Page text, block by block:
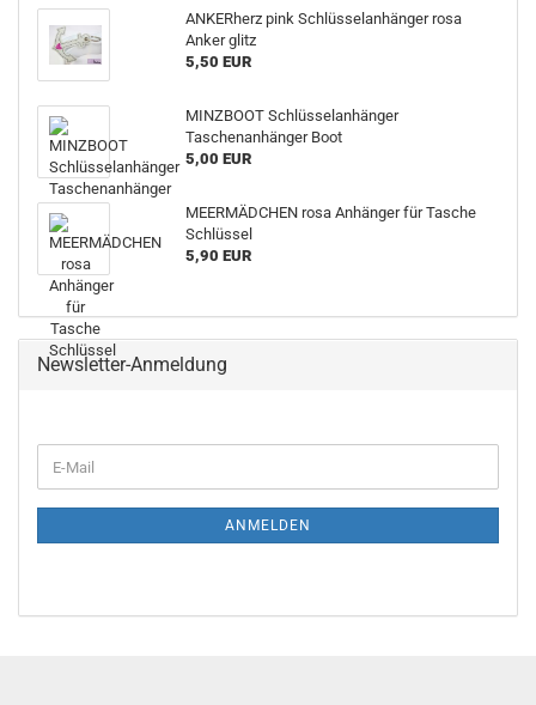
ANKERherz pink Schlüsselanhänger rosa
Anker glitz
5,50 EUR
MINZBOOT Schlüsselanhänger
Taschenanhänger Boot
5,00 EUR
MEERMÄDCHEN rosa Anhänger für Tasche
Schlüssel
5,90 EUR
Newsletter-Anmeldung
E-
Mail
ANMELDEN